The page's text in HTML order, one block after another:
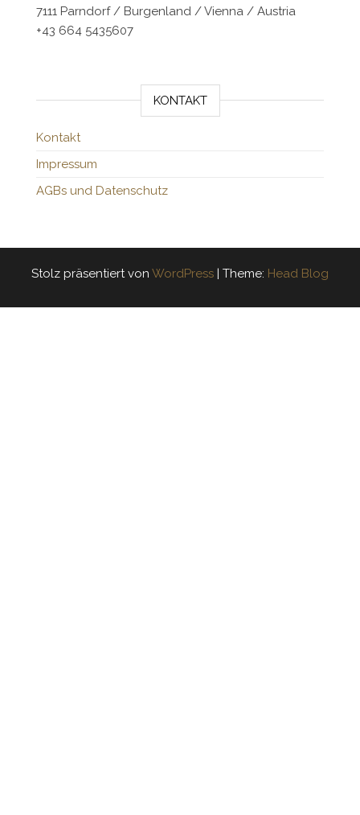
7111 Parndorf / Burgenland / Vienna / Austria
+43 664 5435607
KONTAKT
Kontakt
Impressum
AGBs und Datenschutz
Stolz präsentiert von WordPress | Theme: Head Blog